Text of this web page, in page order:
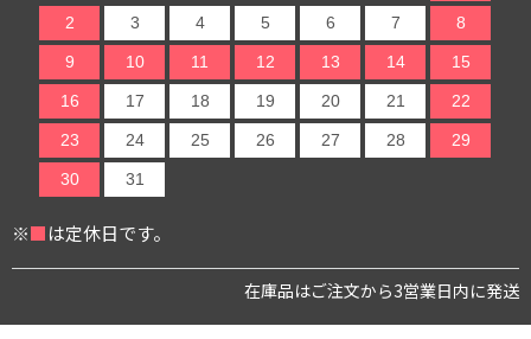
2 3 4 5 6 7 8
9 10 11 12 13 14 15
16 17 18 19 20 21 22
23 24 25 26 27 28 29
30 31
※■は定休日です。
在庫品はご注文から3営業日内に発送